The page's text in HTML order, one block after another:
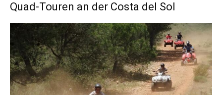
Quad-Touren an der Costa del Sol